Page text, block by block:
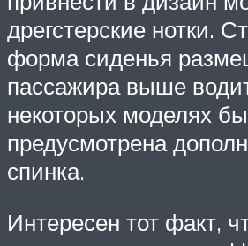
дрегстерские нотки.
форма сиденья
пассажира выше
некоторых моделях
предусмотрена
спинка.
Интересен тот факт,